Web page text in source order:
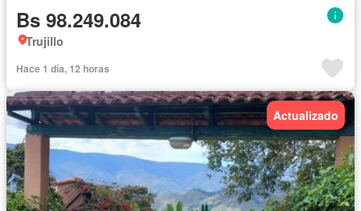
Bs 98.249.084
Trujillo
Hace 1 día, 12 horas
Actualizado